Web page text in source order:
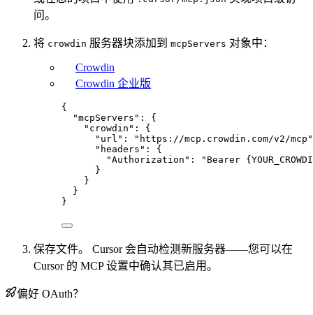
问。
将 crowdin 服务器块添加到 mcpServers 对象中：
Crowdin
Crowdin 企业版
{
"mcpServers" : {
"crowdin" : {
"url" : " https://mcp.crowdin.com/v2/mcp "
"headers" : {
"Authorization" : " Bearer
}
}
}
}
保存文件。 Cursor 会自动检测新服务器——您可以在
Cursor 的 MCP 设置中确认其已启用。
偏好 OAuth？